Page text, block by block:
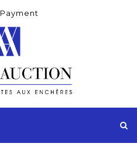
Payment